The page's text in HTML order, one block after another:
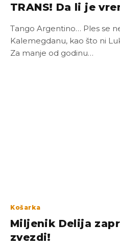
TRANS! Da li je
Tango Argentino… Ples se
Kalemegdanu, kao što ni
Za manje od godinu…
Košarka
Miljenik Delija
zvezdi!